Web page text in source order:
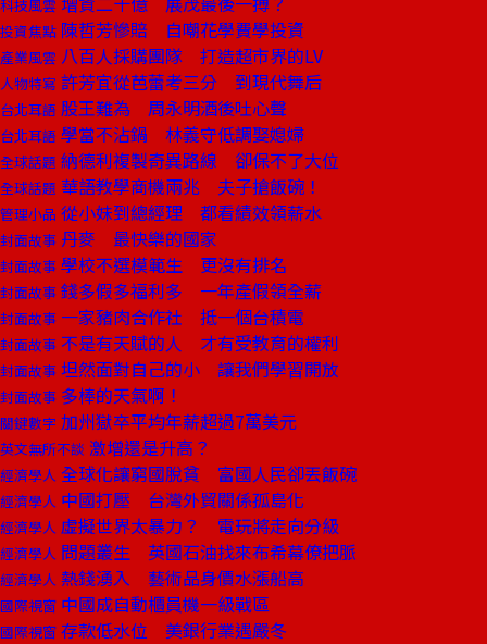
科技風雲
投資焦點 陳哲芳慘賠 自嘲花學費學投資
產業風雲 八百人採購團隊 打造超市界的LV
人物特寫 許芳宜從芭蕾考三分 到現代舞后
台北耳語 股王難為 周永明酒後吐心聲
台北耳語 學當不沾鍋 林義守低調娶媳婦
全球話題 納德利複製奇異路線 卻保不了大位
全球話題 華語教學商機兩兆 夫子搶飯碗！
管理小品 從小妹到總經理 都看績效領薪水
封面故事 丹麥 最快樂的國家
封面故事 學校不選模範生 更沒有排名
封面故事 錢多假多福利多 一年產假領全薪
封面故事 一家豬肉合作社 抵一個台積電
封面故事 不是有天賦的人 才有受教育的權利
封面故事 坦然面對自己的小 讓我們學習開放
封面故事 多棒的天氣啊！
關鍵數字 加州獄卒平均年薪超過7萬美元
英文無所不談 激增還是升高？
經濟學人 全球化讓窮國脫貧 富國人民卻丟飯碗
經濟學人 中國打壓 台灣外貿關係孤島化
經濟學人 虛擬世界太暴力？ 電玩將走向分級
經濟學人 問題叢生 英國石油找來布希幕僚把脈
經濟學人 熱錢湧入 藝術品身價水漲船高
國際視窗 中國成自動櫃員機一級戰區
國際視窗 存款低水位 美銀行業遇嚴冬